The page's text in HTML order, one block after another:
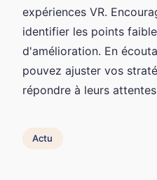
expériences VR.
identifier les points
d'amélioration. En
pouvez ajuster vos
répondre à leurs
Actu